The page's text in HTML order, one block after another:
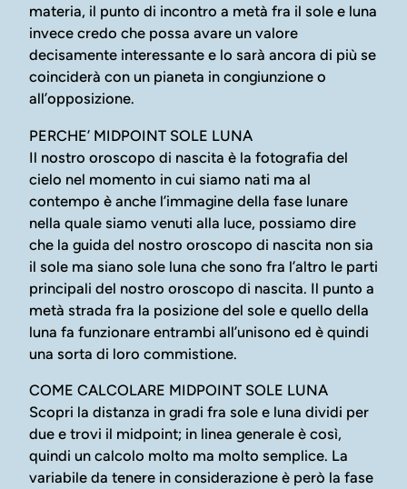
materia, il punto di incontro a metà fra il sole e luna
invece credo che possa avare un valore
decisamente interessante e lo sarà ancora di più se
coinciderà con un pianeta in congiunzione o
all’opposizione.
PERCHE’ MIDPOINT SOLE LUNA
Il nostro oroscopo di nascita è la fotografia del
cielo nel momento in cui siamo nati ma al
contempo è anche l’immagine della fase lunare
nella quale siamo venuti alla luce, possiamo dire
che la guida del nostro oroscopo di nascita non sia
il sole ma siano sole luna che sono fra l’altro le parti
principali del nostro oroscopo di nascita. Il punto a
metà strada fra la posizione del sole e quello della
luna fa funzionare entrambi all’unisono ed è quindi
una sorta di loro commistione.
COME CALCOLARE MIDPOINT SOLE LUNA
Scopri la distanza in gradi fra sole e luna dividi per
due e trovi il midpoint; in linea generale è così,
quindi un calcolo molto ma molto semplice. La
variabile da tenere in considerazione è però la fase